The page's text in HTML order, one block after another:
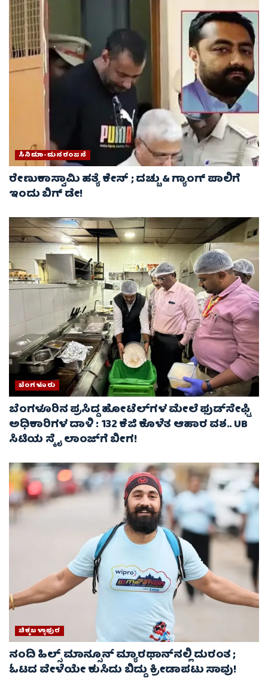
ಸಿನಿಮಾ-ಮನರಂಜನೆ
ರೇಣುಕಾಸ್ವಾಮಿ ಹತ್ಯೆ ಕೇಸ್‌ ; ದಚ್ಚು & ಗ್ಯಾಂಗ್ ಪಾಲಿಗೆ
ಇಂದು ಬಿಗ್‌ ಡೇ!
ಬೆಂಗಳೂರು
ಬೆಂಗಳೂರಿನ ಪ್ರಸಿದ್ದ ಹೋಟೆಲ್‌ಗಳ ಮೇಲೆ ಫುಡ್‌ಸೇಫ್ಟಿ
ಅಧಿಕಾರಿಗಳ ದಾಳಿ : 132 ಕೆಜಿ ಕೊಳೆತ ಆಹಾರ ವಶ.. UB
ಸಿಟಿಯ ಸ್ಕೈ ಲಾಂಜ್‌ಗೆ ಬೀಗ!
ಚಿಕ್ಕಬಳ್ಳಾಫುರ
ನಂದಿ ಹಿಲ್ಸ್ ಮಾನ್ಸೂನ್ ಮ್ಯಾರಥಾನ್‌ನಲ್ಲಿ ದುರಂತ ;
ಓಟದ ವೇಳೆಯೇ ಕುಸಿದು ಬಿದ್ದು ಕ್ರೀಡಾಪಟು ಸಾವು!